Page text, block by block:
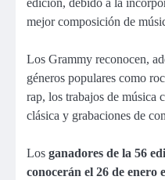
edición, debido a la
mejor composición de
Los Grammy reconocen,
géneros populares como
rap, los trabajos de música
clásica y grabaciones de
Los ganadores de la 56
conocerán el 26 de enero